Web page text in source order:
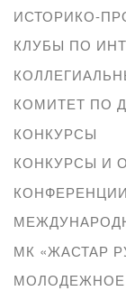
ИСТОРИКО-
КЛУБЫ ПО
КОМИТЕТ ПО
КОНКУРСЫ
КОНКУРСЫ И
КОНФЕРЕНЦИИ
МК «ЖАСТАР
МОЛОДЕЖНОЕ